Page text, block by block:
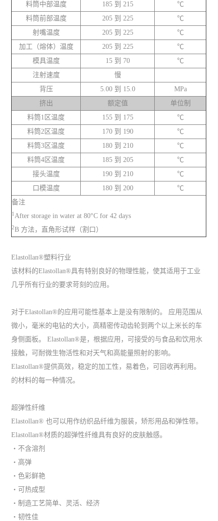
料筒中部温度 185 到 215
℃
料筒前部温度
205 到 225
℃
射嘴温度
205 到 225
℃
加工（熔体）温度
205 到 225
℃
模具温度
15 到 70
℃
注射速度
慢
背压
5.00 到 15.0
MPa
挤出
额定值
单位制
料筒1区温度
155 到 175
℃
料筒2区温度
170 到 190
℃
料筒3区温度
180 到 210
℃
料筒4区温度
185 到 205
℃
接头温度
190 到 210
℃
口模温度
180 到 200
℃
备注
1 After storage in water at 80°C for 42 days
2B 方法，直角形试样（割口）
Elastollan®塑料行业
该材料的Elastollan®具有特别良好的物理性能，使其适用于工业
几乎所有行业的要求苛刻的应用。
对于Elastollan®的应用可能性基本上是没有限制的。 应用范围从
微小，毫米的电钻的大小，高精密传动齿轮到两个以上米长的车
身侧面板。 Elastollan®是，根据应用，可接受的与食品和饮用水
接触，可耐微生物活性和对天气和高能量照射的影响。
Elastollan®提供高效，稳定的加工性，易着色，可回收再利用。
的材料的每一种情况。
超弹性纤维
Elastollan® 也可以用作纺织品纤维为服装，矫形用品和弹性带。
Elastollan®材质的超弹性纤维具有良好的皮肤触感。
・不含溶剂
・高弹
・色彩鲜艳
・可热成型
・制造工艺简单、灵活、经济
・韧性佳